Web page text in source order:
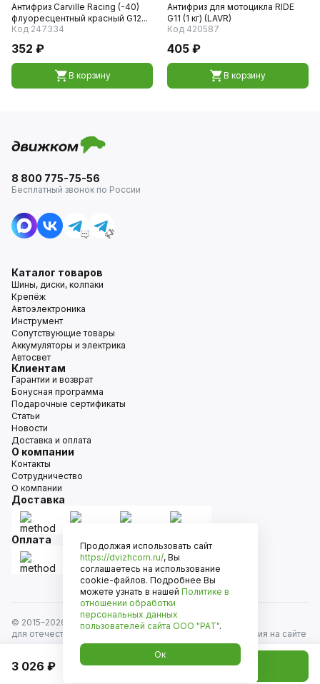
Антифриз Carville Racing (-40)
флуоресцентный красный G12...
Код 247334
352 ₽
В корзину
Антифриз для мотоцикла RIDE
G11 (1 кг) (LAVR)
Код 420587
405 ₽
В корзину
3 026 ₽ Добавить в корзину
8 800 775-75-56
Бесплатный звонок по России
Каталог товаров
Шины, диски, колпаки
Крепёж
Автоэлектроника
Инструмент
Сопутствующие товары
Аккумуляторы и электрика
Автосвет
Клиентам
Гарантии и возврат
Бонусная программа
Подарочные сертификаты
Статьи
Новости
Доставка и оплата
О компании
Контакты
Сотрудничество
О компании
Доставка
Оплата
© 2015–2026
Движком — сеть магазинов автозапчастей
для отечественных автомобилей и иномарок. Информация на сайте
носит исключительно информационный характер и не является
публичной офертой, определяемой положениями
ст. 437 Гражданского кодекса РФ. Все права защищены.
Продолжая использовать сайт
https://dvizhcom.ru/, Вы
соглашаетесь на использование
cookie-файлов. Подробнее Вы
можете узнать в нашей Политике в
отношении обработки
персональных данных
пользователей сайта ООО "РАТ".
Ок